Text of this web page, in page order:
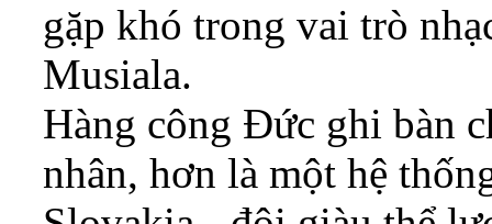
gặp khó trong vai trò
Musiala.
Hàng công Đức ghi bàn
nhân, hơn là một hệ